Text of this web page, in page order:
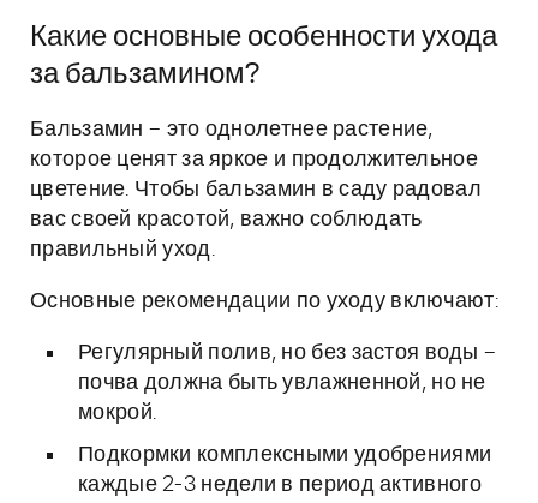
Какие основные особенности ухода
за бальзамином?
Бальзамин – это однолетнее растение,
которое ценят за яркое и продолжительное
цветение. Чтобы бальзамин в саду радовал
вас своей красотой, важно соблюдать
правильный уход.
Основные рекомендации по уходу включают:
Регулярный полив, но без застоя воды –
почва должна быть увлажненной, но не
мокрой.
Подкормки комплексными удобрениями
каждые 2-3 недели в период активного